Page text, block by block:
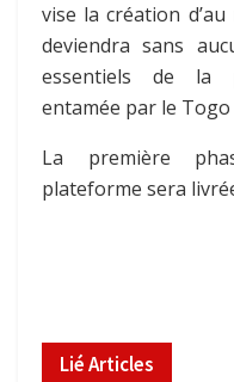
vise la création
deviendra sans
essentiels de la
entamée par le Togo
La première
plateforme sera
LiéArticles